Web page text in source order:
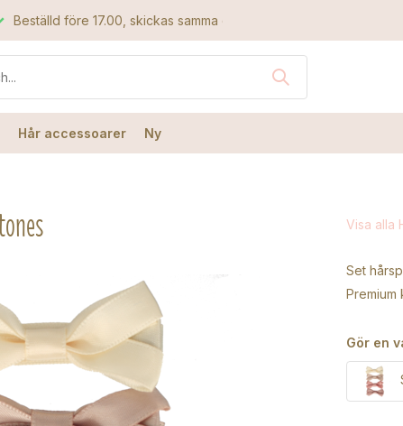
Beställd före 17.00, skickas samma dag
Hår accessoarer Ny
Visa alla
Set
Gör en